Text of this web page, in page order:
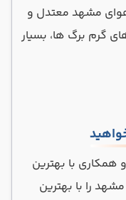
مشهد معتدل و
گرم برگ ها، بسیار
همکاری با بهترین
را با بهترین